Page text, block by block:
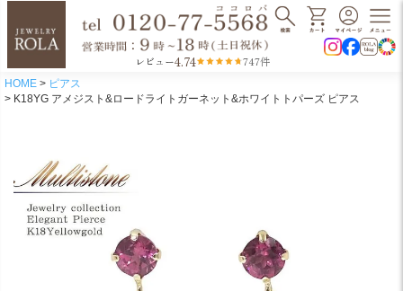
レビュー4.74 747件
HOME
ピアス
K18YG アメジスト&ロードライトガーネット&ホワイトトパーズ ピアス